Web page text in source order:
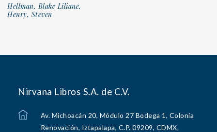
Hellman, Blake Liliane,
Henry, Steven
Nirvana Libros S.A. de C.V.
Av. Michoacán 20, Módulo 27 Bodega 1, Colonia
Renovación, Iztapalapa, C.P. 09209, CDMX.